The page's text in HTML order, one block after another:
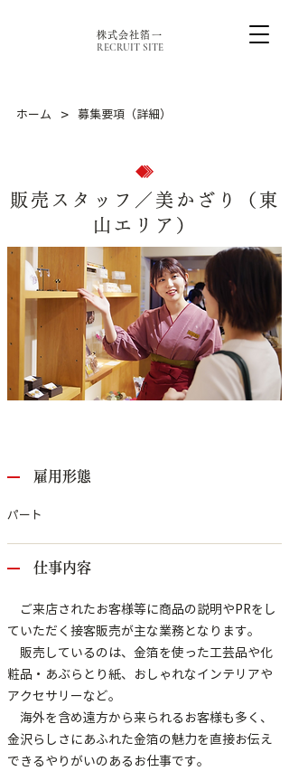
株式会社箔一
RECRUIT SITE
ホーム > 募集要項（詳細）
販売スタッフ／美かざり（東
山エリア）
雇用形態
パート
仕事内容
ご来店されたお客様等に商品の説明やPRをし
ていただく接客販売が主な業務となります。
販売しているのは、金箔を使った工芸品や化
粧品・あぶらとり紙、おしゃれなインテリアや
アクセサリーなど。
海外を含め遠方から来られるお客様も多く、
金沢らしさにあふれた金箔の魅力を直接お伝え
できるやりがいのあるお仕事です。